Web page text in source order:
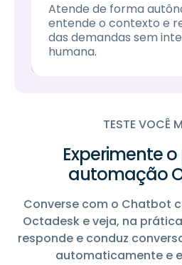
Atende de forma
entende o contexto e
das demandas sem
humana.
TESTE VOCÊ
Experimente
automação
Converse com o Chatbot
Octadesk e veja, na
responde e conduz
automaticamente e